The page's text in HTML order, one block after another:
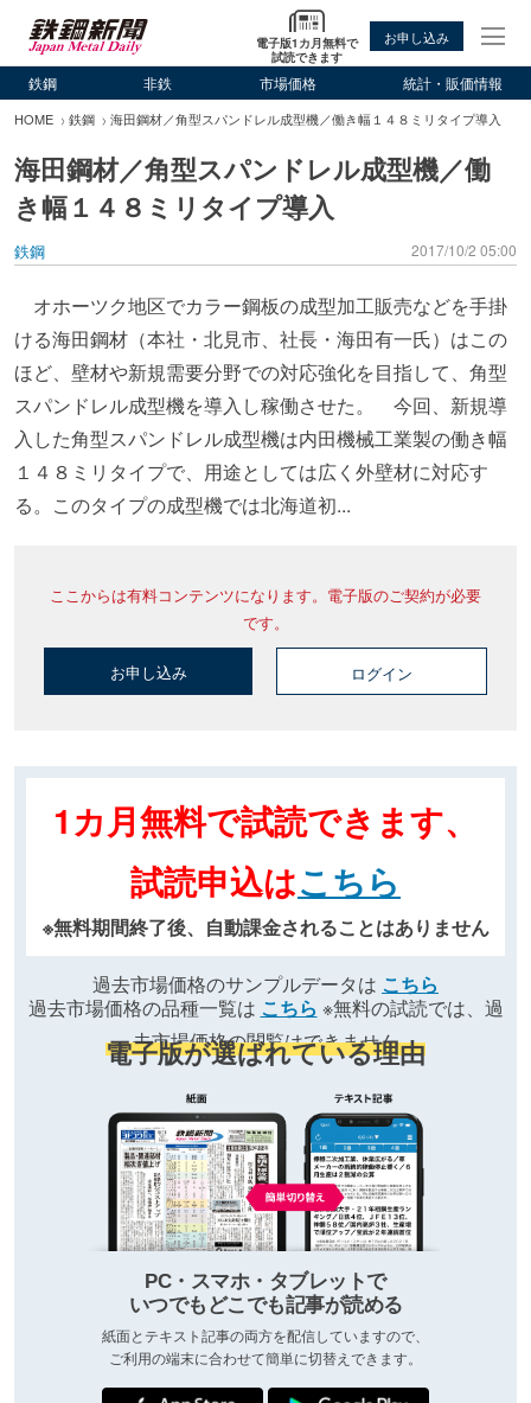
電子版1カ月無料で
試読できます
お申し込み
鉄鋼 非鉄 市場価格 統計・販価情報
HOME 鉄鋼 海田鋼材／角型スパンドレル成型機／働き幅１４８ミリタイプ導入
海田鋼材／角型スパンドレル成型機／働
き幅１４８ミリタイプ導入
鉄鋼 2017/10/2 05:00
オホーツク地区でカラー鋼板の成型加工販売などを手掛
ける海田鋼材（本社・北見市、社長・海田有一氏）はこの
ほど、壁材や新規需要分野での対応強化を目指して、角型
スパンドレル成型機を導入し稼働させた。 今回、新規導
入した角型スパンドレル成型機は内田機械工業製の働き幅
１４８ミリタイプで、用途としては広く外壁材に対応す
る。このタイプの成型機では北海道初...
ここからは有料コンテンツになります。電子版のご契約が必要
です。
お申し込み ログイン
1カ月無料で試読できます、
試読申込はこちら
※無料期間終了後、自動課金されることはありません
過去市場価格のサンプルデータは こちら
過去市場価格の品種一覧は こちら ※無料の試読では、過
去市場価格の閲覧はできません
電子版が選ばれている理由
PC・スマホ・タブレットで
いつでもどこでも記事が読める
紙面とテキスト記事の両方を配信していますので、
ご利用の端末に合わせて簡単に切替えできます。